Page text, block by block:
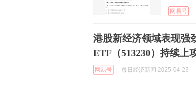
网易号
港股新经济领域表现强
ETF（513230）持续上
网易号 每日经济新闻 2025-04-23